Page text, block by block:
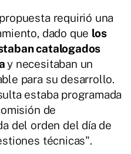
requirió una
dado que los
catalogados
y necesitaban un
para su desarrollo.
estaba programada
de
del orden del día de
técnicas".